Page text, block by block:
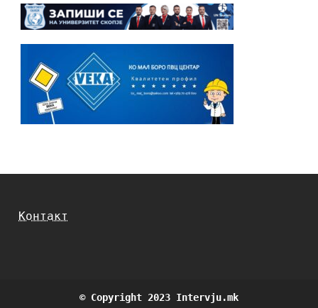
Контакт
© Copyright 2023 Intervju.mk